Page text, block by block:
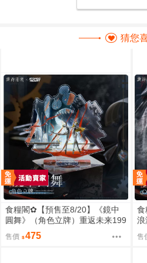
猜您
食糧閣✿【預售至8/20】《鏡中
圓舞》（角色立牌）重返未来199
9／原子之心／聚合浪潮／聯動／
雙生舞伶／諾拉／泥鯭的士／紙
售價 475
食
浪
售